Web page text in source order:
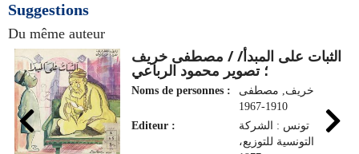
Suggestions
Du même auteur
الثبات على المبدأ/ / مصطفى خريف
؛ تصوير محمود الرباعي
Noms de personnes :
خريف, مصطفى
1910-1967
Editeur :
تونس : الشركة
التونسية للتوزيع،